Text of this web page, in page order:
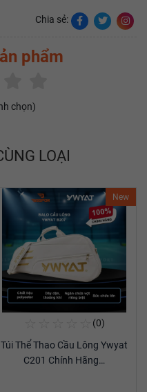
Chia sẻ:
phẩm
chọn)
LOẠI
New
(0)
Túi Thể Thao Cầu Lông Ywyat
C201 Chính Hãng…